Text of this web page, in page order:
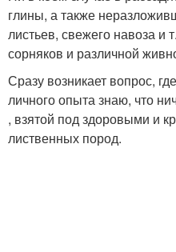
глины, а также
листьев, свежего навоза и
сорняков и различной
Сразу возникает вопрос,
личного опыта знаю, что
, взятой под здоровыми и
лиственных пород.